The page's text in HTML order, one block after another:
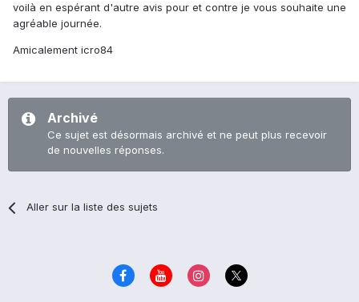
voilà en espérant d'autre avis pour et contre je vous souhaite une
agréable journée.
Amicalement icro84
Archivé
Ce sujet est désormais archivé et ne peut plus recevoir
de nouvelles réponses.
Aller sur la liste des sujets